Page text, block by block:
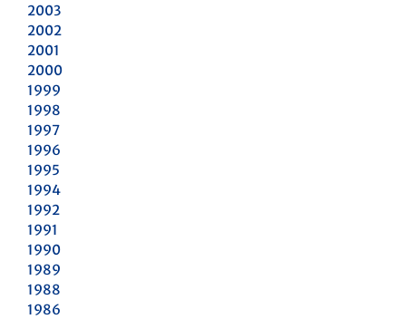
2003
2002
2001
2000
1999
1998
1997
1996
1995
1994
1992
1991
1990
1989
1988
1986